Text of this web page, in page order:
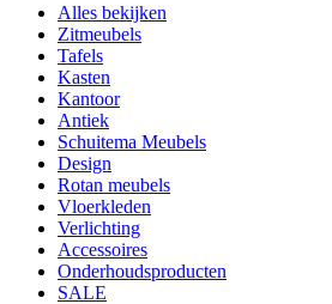
Alles bekijken
Zitmeubels
Tafels
Kasten
Kantoor
Antiek
Schuitema Meubels
Design
Rotan meubels
Vloerkleden
Verlichting
Accessoires
Onderhoudsproducten
SALE